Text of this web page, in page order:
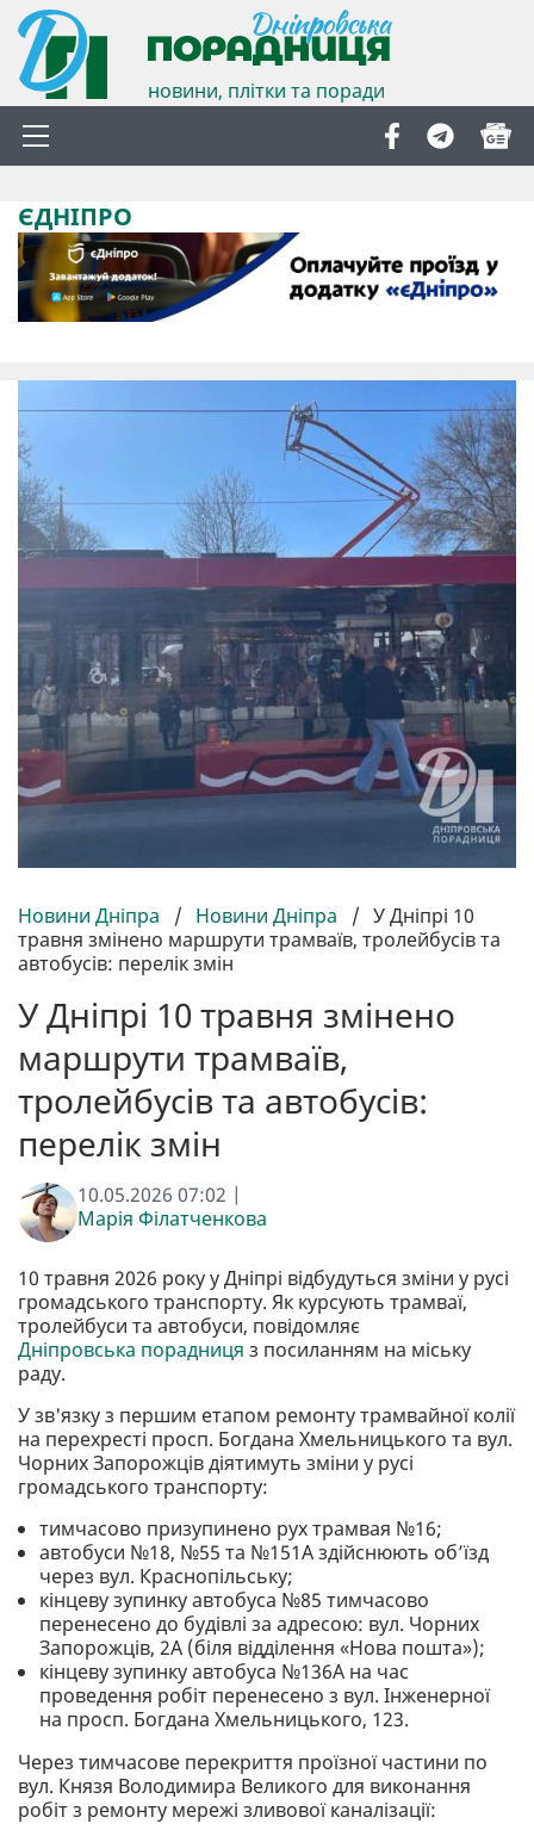
новини, плітки та поради
ЄДНІПРО
Новини Дніпра / Новини Дніпра / У Дніпрі 10
травня змінено маршрути трамваїв, тролейбусів та
автобусів: перелік змін
У Дніпрі 10 травня змінено
маршрути трамваїв,
тролейбусів та автобусів:
перелік змін
10.05.2026 07:02 |
Марія Філатченкова
10 травня 2026 року у Дніпрі відбудуться зміни у русі
громадського транспорту. Як курсують трамваї,
тролейбуси та автобуси, повідомляє
Дніпровська порадниця з посиланням на міську
раду.
У зв'язку з першим етапом ремонту трамвайної колії
на перехресті просп. Богдана Хмельницького та вул.
Чорних Запорожців діятимуть зміни у русі
громадського транспорту:
тимчасово призупинено рух трамвая №16;
автобуси №18, №55 та №151А здійснюють об’їзд
через вул. Краснопільську;
кінцеву зупинку автобуса №85 тимчасово
перенесено до будівлі за адресою: вул. Чорних
Запорожців, 2А (біля відділення «Нова пошта»);
кінцеву зупинку автобуса №136А на час
проведення робіт перенесено з вул. Інженерної
на просп. Богдана Хмельницького, 123.
Через тимчасове перекриття проїзної частини по
вул. Князя Володимира Великого для виконання
робіт з ремонту мережі зливової каналізації: